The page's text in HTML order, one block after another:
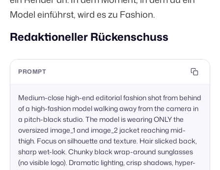
Model einführst, wird es zu Fashion.
Redaktioneller Rückenschuss
PROMPT
Medium-close high-end editorial fashion shot from behind
of a high-fashion model walking away from the camera in
a pitch-black studio. The model is wearing ONLY the
oversized image_1 and image_2 jacket reaching mid-
thigh. Focus on silhouette and texture. Hair slicked back,
sharp wet-look. Chunky black wrap-around sunglasses
(no visible logo). Dramatic lighting, crisp shadows, hyper-